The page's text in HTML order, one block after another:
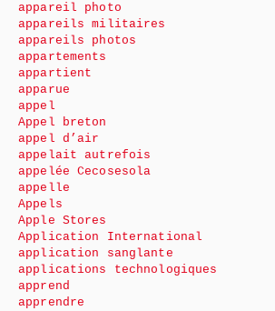
appareil photo
appareils militaires
appareils photos
appartements
appartient
apparue
appel
Appel breton
appel d’air
appelait autrefois
appelée Cecosesola
appelle
Appels
Apple Stores
Application International
application sanglante
applications technologiques
apprend
apprendre